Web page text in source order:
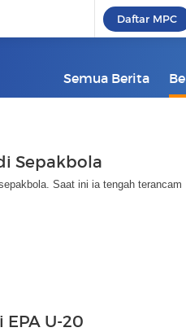
Daftar MPC
Semua Berita
Sepakbola
Saat ini ia tengah terancam
U-20